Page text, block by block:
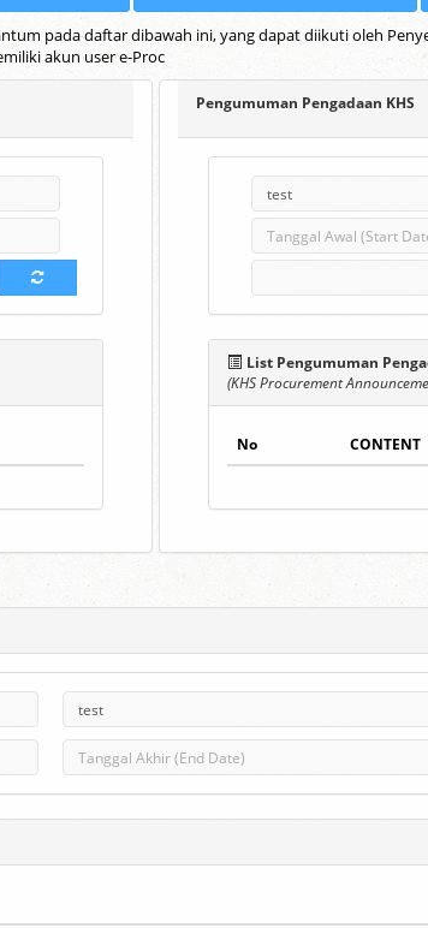
pada daftar dibawah ini, yang dapat diikuti oleh
akun user e-Proc
Pengumuman Pengadaan KHS
List Pengumuman
(KHS Procurement
No CONTENT